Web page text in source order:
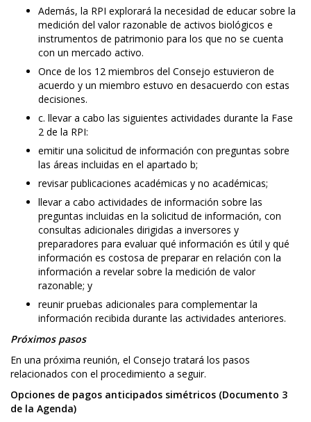
Además, la RPI explorará la necesidad de educar sobre la
medición del valor razonable de activos biológicos e
instrumentos de patrimonio para los que no se cuenta
con un mercado activo.
Once de los 12 miembros del Consejo estuvieron de
acuerdo y un miembro estuvo en desacuerdo con estas
decisiones.
c. llevar a cabo las siguientes actividades durante la Fase
2 de la RPI:
emitir una solicitud de información con preguntas sobre
las áreas incluidas en el apartado b;
revisar publicaciones académicas y no académicas;
llevar a cabo actividades de información sobre las
preguntas incluidas en la solicitud de información, con
consultas adicionales dirigidas a inversores y
preparadores para evaluar qué información es útil y qué
información es costosa de preparar en relación con la
información a revelar sobre la medición de valor
razonable; y
reunir pruebas adicionales para complementar la
información recibida durante las actividades anteriores.
Próximos pasos
En una próxima reunión, el Consejo tratará los pasos
relacionados con el procedimiento a seguir.
Opciones de pagos anticipados simétricos (Documento 3
de la Agenda)